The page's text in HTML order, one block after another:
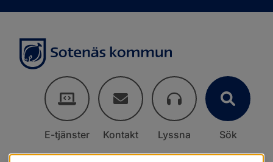
E-tjänster Kontakt Lyssna Sök